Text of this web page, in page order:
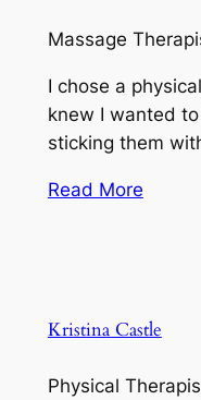
Massage
I chose a
knew I wanted
sticking them
Read More
Kristina Castle
Physical